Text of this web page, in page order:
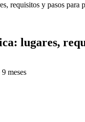
requisitos y pasos para
lugares,
meses